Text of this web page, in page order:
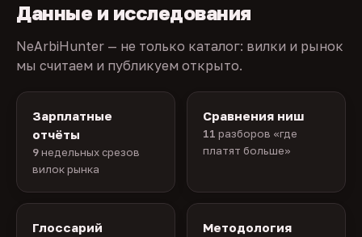
Данные и исследования
NeArbiHunter — не только каталог: вилки и рынок
мы считаем и публикуем открыто.
Зарплатные
отчёты
9недельных срезов
вилок рынка
Сравнения ниш
11 разборов «где
платят больше»
Глоссарий Методология